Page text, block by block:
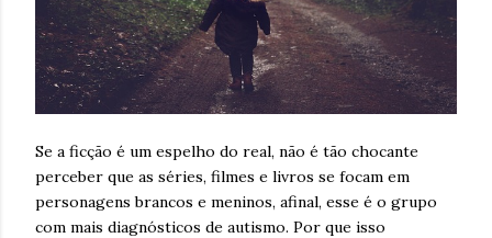
Se a ficção é um espelho do real, não é tão chocante
perceber que as séries, filmes e livros se focam em
personagens brancos e meninos, afinal, esse é o grupo
com mais diagnósticos de autismo. Por que isso